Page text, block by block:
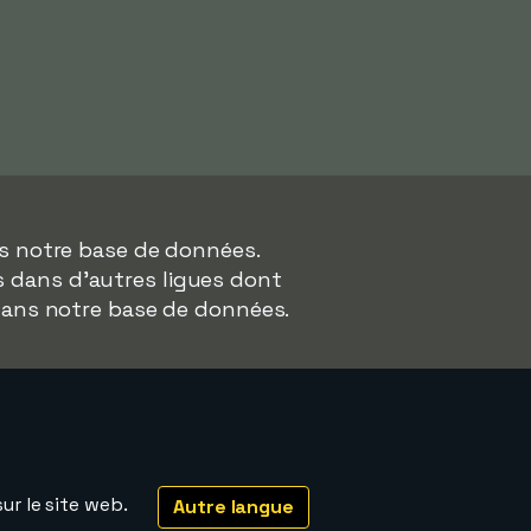
base de données.
dans d'autres ligues dont
notre base de données.
Autre langue
le site web.